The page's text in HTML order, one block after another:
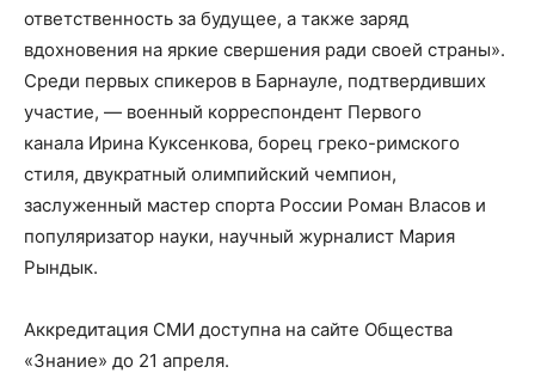
ответственность за будущее, а также заряд
вдохновения на яркие свершения ради своей страны».
Среди первых спикеров в Барнауле, подтвердивших
участие, — военный корреспондент Первого
канала Ирина Куксенкова, борец греко-римского
стиля, двукратный олимпийский чемпион,
заслуженный мастер спорта России Роман Власов и
популяризатор науки, научный журналист Мария
Рындык.
Аккредитация СМИ доступна на сайте Общества
«Знание» до 21 апреля.